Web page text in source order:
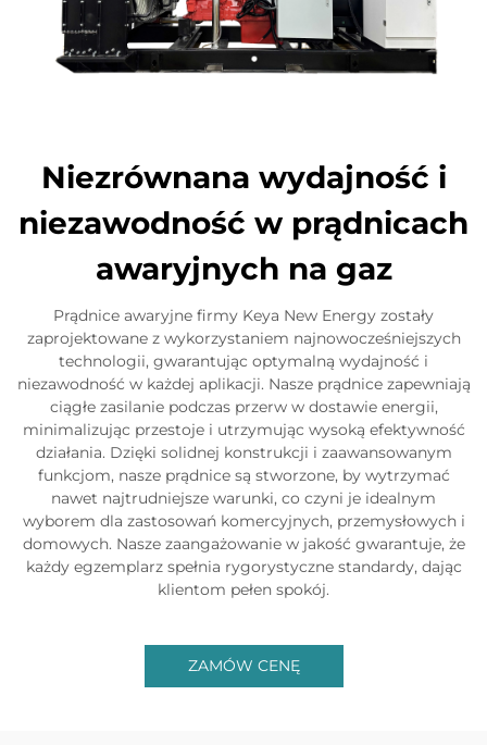
Niezrównana wydajność i
niezawodność w prądnicach
awaryjnych na gaz
Prądnice awaryjne firmy Keya New Energy zostały
zaprojektowane z wykorzystaniem najnowocześniejszych
technologii, gwarantując optymalną wydajność i
niezawodność w każdej aplikacji. Nasze prądnice zapewniają
ciągłe zasilanie podczas przerw w dostawie energii,
minimalizując przestoje i utrzymując wysoką efektywność
działania. Dzięki solidnej konstrukcji i zaawansowanym
funkcjom, nasze prądnice są stworzone, by wytrzymać
nawet najtrudniejsze warunki, co czyni je idealnym
wyborem dla zastosowań komercyjnych, przemysłowych i
domowych. Nasze zaangażowanie w jakość gwarantuje, że
każdy egzemplarz spełnia rygorystyczne standardy, dając
klientom pełen spokój.
ZAMÓW CENĘ